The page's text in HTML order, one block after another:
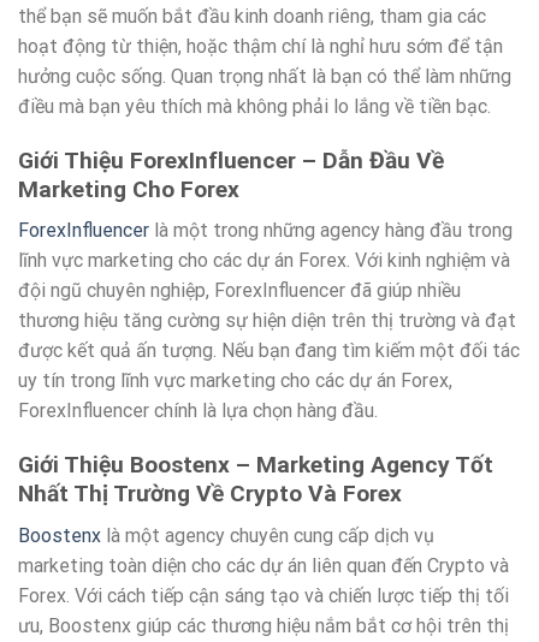
thể bạn sẽ muốn bắt đầu kinh doanh riêng, tham gia các
hoạt động từ thiện, hoặc thậm chí là nghỉ hưu sớm để tận
hưởng cuộc sống. Quan trọng nhất là bạn có thể làm những
điều mà bạn yêu thích mà không phải lo lắng về tiền bạc.
Giới Thiệu ForexInfluencer – Dẫn Đầu Về
Marketing Cho Forex
ForexInfluencer là một trong những agency hàng đầu trong
lĩnh vực marketing cho các dự án Forex. Với kinh nghiệm và
đội ngũ chuyên nghiệp, ForexInfluencer đã giúp nhiều
thương hiệu tăng cường sự hiện diện trên thị trường và đạt
được kết quả ấn tượng. Nếu bạn đang tìm kiếm một đối tác
uy tín trong lĩnh vực marketing cho các dự án Forex,
ForexInfluencer chính là lựa chọn hàng đầu.
Giới Thiệu Boostenx – Marketing Agency Tốt
Nhất Thị Trường Về Crypto Và Forex
Boostenx là một agency chuyên cung cấp dịch vụ
marketing toàn diện cho các dự án liên quan đến Crypto và
Forex. Với cách tiếp cận sáng tạo và chiến lược tiếp thị tối
ưu, Boostenx giúp các thương hiệu nắm bắt cơ hội trên thị